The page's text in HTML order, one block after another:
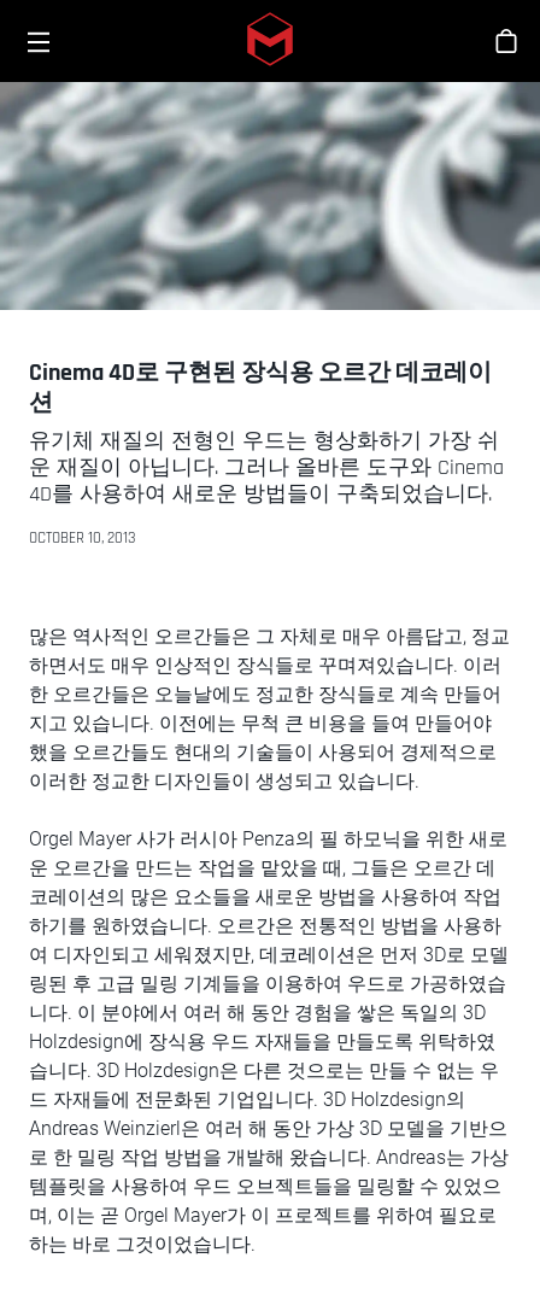
Skip to main content
Toggle menu
스
Cinema 4D로 구현된 장식용 오르간 데코레이
션
유기체 재질의 전형인 우드는 형상화하기 가장 쉬
운 재질이 아닙니다. 그러나 올바른 도구와 Cinema
4D를 사용하여 새로운 방법들이 구축되었습니다.
OCTOBER 10, 2013
많은 역사적인 오르간들은 그 자체로 매우 아름답고, 정교
하면서도 매우 인상적인 장식들로 꾸며져있습니다. 이러
한 오르간들은 오늘날에도 정교한 장식들로 계속 만들어
지고 있습니다. 이전에는 무척 큰 비용을 들여 만들어야
했을 오르간들도 현대의 기술들이 사용되어 경제적으로
이러한 정교한 디자인들이 생성되고 있습니다.
Orgel Mayer 사가 러시아 Penza의 필 하모닉을 위한 새로
운 오르간을 만드는 작업을 맡았을 때, 그들은 오르간 데
코레이션의 많은 요소들을 새로운 방법을 사용하여 작업
하기를 원하였습니다. 오르간은 전통적인 방법을 사용하
여 디자인되고 세워졌지만, 데코레이션은 먼저 3D로 모델
링된 후 고급 밀링 기계들을 이용하여 우드로 가공하였습
니다. 이 분야에서 여러 해 동안 경험을 쌓은 독일의 3D
Holzdesign에 장식용 우드 자재들을 만들도록 위탁하였
습니다. 3D Holzdesign은 다른 것으로는 만들 수 없는 우
드 자재들에 전문화된 기업입니다. 3D Holzdesign의
Andreas Weinzierl은 여러 해 동안 가상 3D 모델을 기반으
로 한 밀링 작업 방법을 개발해 왔습니다. Andreas는 가상
템플릿을 사용하여 우드 오브젝트들을 밀링할 수 있었으
며, 이는 곧 Orgel Mayer가 이 프로젝트를 위하여 필요로
하는 바로 그것이었습니다.